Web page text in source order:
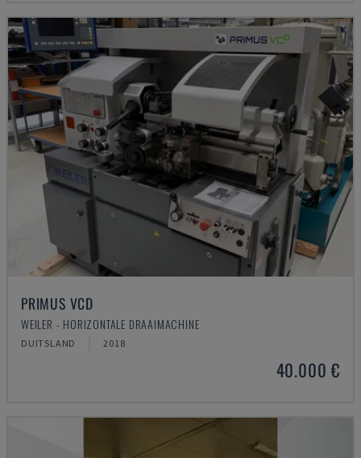
PRIMUS VCD
WEILER - HORIZONTALE DRAAIMACHINE
DUITSLAND 2018
40.000 €